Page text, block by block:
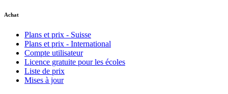
Achat
Plans et prix - Suisse
Plans et prix - International
Compte utilisateur
Licence gratuite pour les écoles
Liste de prix
Mises à jour